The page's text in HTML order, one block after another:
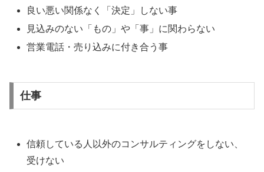
良い悪い関係なく「決定」しない事
見込みのない「もの」や「事」に関わらない
営業電話・売り込みに付き合う事
仕事
信頼している人以外のコンサルティングをしない、
受けない